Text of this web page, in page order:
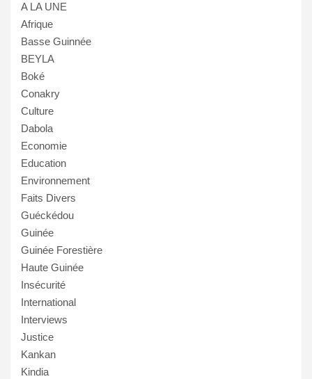
A LA UNE
Afrique
Basse Guinnée
BEYLA
Boké
Conakry
Culture
Dabola
Economie
Education
Environnement
Faits Divers
Guéckédou
Guinée
Guinée Forestière
Haute Guinée
Insécurité
International
Interviews
Justice
Kankan
Kindia